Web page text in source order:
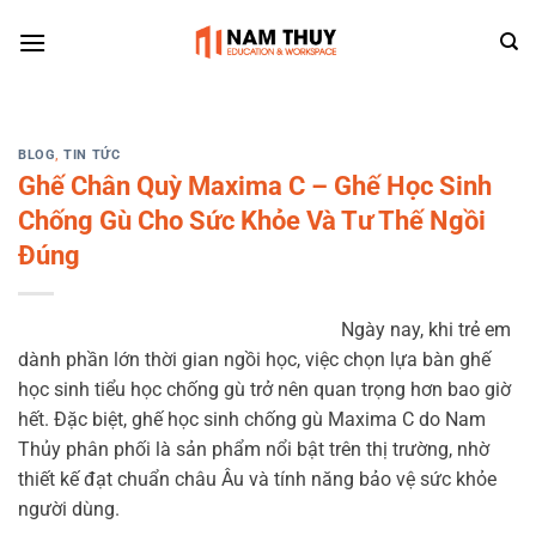
BLOG,TIN TỨC
Ghế Chân Quỳ Maxima C – Ghế Học Sinh
Chống Gù Cho Sức Khỏe Và Tư Thế Ngồi
Đúng
Ngày nay, khi trẻ em
dành phần lớn thời gian ngồi học, việc chọn lựa bàn ghế
học sinh tiểu học chống gù trở nên quan trọng hơn bao giờ
hết. Đặc biệt, ghế học sinh chống gù Maxima C do Nam
Thủy phân phối là sản phẩm nổi bật trên thị trường, nhờ
thiết kế đạt chuẩn châu Âu và tính năng bảo vệ sức khỏe
người dùng.